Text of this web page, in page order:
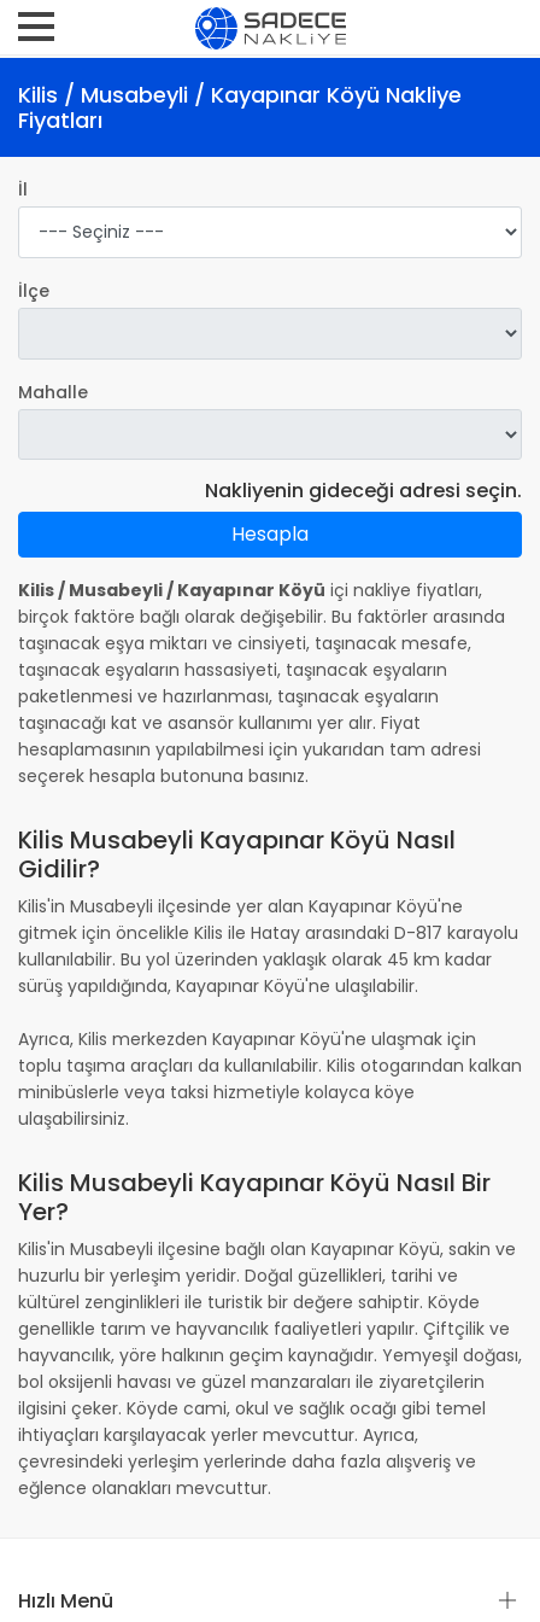
Kilis / Musabeyli / Kayapınar Köyü Nakliye
Fiyatları
İl
İlçe
Mahalle
Nakliyenin gideceği adresi seçin.
Hesapla
Kilis / Musabeyli / Kayapınar Köyü içi nakliye fiyatları,
birçok faktöre bağlı olarak değişebilir. Bu faktörler arasında
taşınacak eşya miktarı ve cinsiyeti, taşınacak mesafe,
taşınacak eşyaların hassasiyeti, taşınacak eşyaların
paketlenmesi ve hazırlanması, taşınacak eşyaların
taşınacağı kat ve asansör kullanımı yer alır. Fiyat
hesaplamasının yapılabilmesi için yukarıdan tam adresi
seçerek hesapla butonuna basınız.
Kilis Musabeyli Kayapınar Köyü Nasıl
Gidilir?
Kilis'in Musabeyli ilçesinde yer alan Kayapınar Köyü'ne
gitmek için öncelikle Kilis ile Hatay arasındaki D-817 karayolu
kullanılabilir. Bu yol üzerinden yaklaşık olarak 45 km kadar
sürüş yapıldığında, Kayapınar Köyü'ne ulaşılabilir.
Ayrıca, Kilis merkezden Kayapınar Köyü'ne ulaşmak için
toplu taşıma araçları da kullanılabilir. Kilis otogarından kalkan
minibüslerle veya taksi hizmetiyle kolayca köye
ulaşabilirsiniz.
Kilis Musabeyli Kayapınar Köyü Nasıl Bir
Yer?
Kilis'in Musabeyli ilçesine bağlı olan Kayapınar Köyü, sakin ve
huzurlu bir yerleşim yeridir. Doğal güzellikleri, tarihi ve
kültürel zenginlikleri ile turistik bir değere sahiptir. Köyde
genellikle tarım ve hayvancılık faaliyetleri yapılır. Çiftçilik ve
hayvancılık, yöre halkının geçim kaynağıdır. Yemyeşil doğası,
bol oksijenli havası ve güzel manzaraları ile ziyaretçilerin
ilgisini çeker. Köyde cami, okul ve sağlık ocağı gibi temel
ihtiyaçları karşılayacak yerler mevcuttur. Ayrıca,
çevresindeki yerleşim yerlerinde daha fazla alışveriş ve
eğlence olanakları mevcuttur.
Hızlı Menü